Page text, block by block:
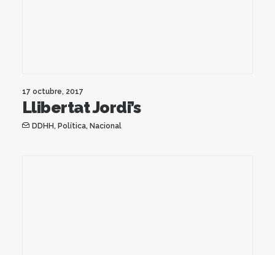
17 octubre, 2017
Llibertat Jordi’s
DDHH, Política, Nacional